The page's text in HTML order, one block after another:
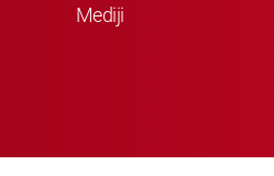
Mediji